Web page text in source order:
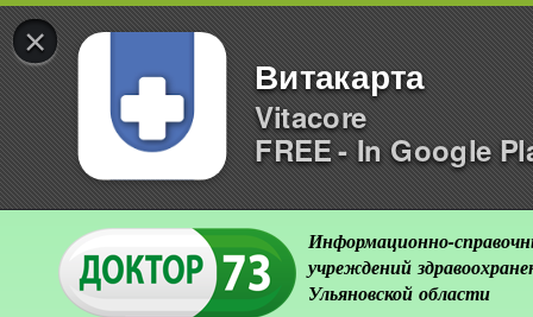
×
Витакарта
Vitacore
FREE - In Google
Информационно-
учреждений
Ульяновской области